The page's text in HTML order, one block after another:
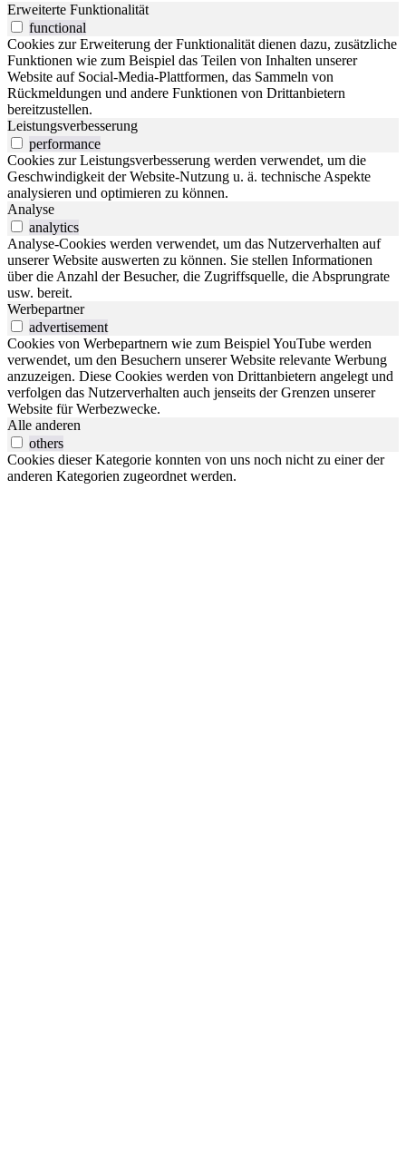
Erweiterte Funktionalität
functional
Cookies zur Erweiterung der Funktionalität dienen dazu, zusätzliche
Funktionen wie zum Beispiel das Teilen von Inhalten unserer
Website auf Social-Media-Plattformen, das Sammeln von
Rückmeldungen und andere Funktionen von Drittanbietern
bereitzustellen.
Leistungsverbesserung
performance
Cookies zur Leistungsverbesserung werden verwendet, um die
Geschwindigkeit der Website-Nutzung u. ä. technische Aspekte
analysieren und optimieren zu können.
Analyse
analytics
Analyse-Cookies werden verwendet, um das Nutzerverhalten auf
unserer Website auswerten zu können. Sie stellen Informationen
über die Anzahl der Besucher, die Zugriffsquelle, die Absprungrate
usw. bereit.
Werbepartner
advertisement
Cookies von Werbepartnern wie zum Beispiel YouTube werden
verwendet, um den Besuchern unserer Website relevante Werbung
anzuzeigen. Diese Cookies werden von Drittanbietern angelegt und
verfolgen das Nutzerverhalten auch jenseits der Grenzen unserer
Website für Werbezwecke.
Alle anderen
others
Cookies dieser Kategorie konnten von uns noch nicht zu einer der
anderen Kategorien zugeordnet werden.